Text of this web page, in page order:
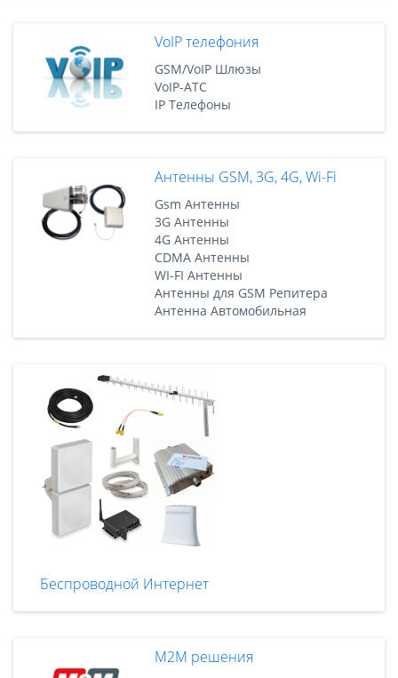
VoIP телефония
GSM/VoIP Шлюзы
VoIP-АТС
IP Телефоны
Антенны GSM, 3G, 4G, Wi-Fi
Gsm Антенны
3G Антенны
4G Антенны
CDMA Антенны
WI-FI Антенны
Антенны для GSM Репитера
Антенна Автомобильная
Беспроводной Интернет
M2M решения